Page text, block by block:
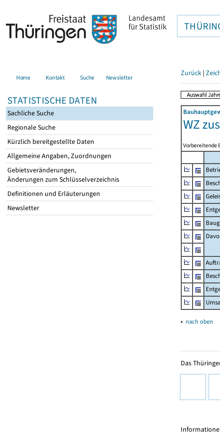
Home Kontakt Suche Newsletter
STATISTISCHE DATEN
Sachliche Suche
Regionale Suche
Kürzlich bereitgestellte Daten
Allgemeine Angaben, Zuordnungen
Gebietsveränderungen,
Änderungen zum Schlüsselverzeichnis
Definitionen und Erläuterungen
Newsletter
Zurück |
WZ
Vorbereitende
▴ nach oben
Das